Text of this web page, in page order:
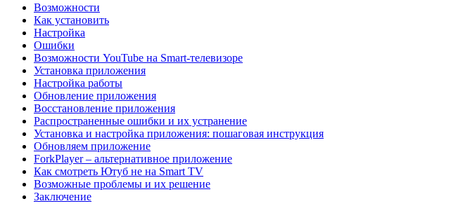
Возможности
Как установить
Настройка
Ошибки
Возможности YouTube на Smart-телевизоре
Установка приложения
Настройка работы
Обновление приложения
Восстановление приложения
Распространенные ошибки и их устранение
Установка и настройка приложения: пошаговая инструкция
Обновляем приложение
ForkPlayer – альтернативное приложение
Как смотреть Ютуб не на Smart TV
Возможные проблемы и их решение
Заключение